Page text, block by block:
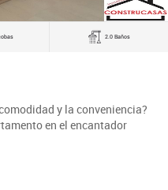
2.0 Baños
y la conveniencia?
en el encantador